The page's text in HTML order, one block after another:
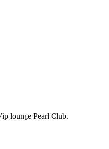
lounge Pearl Club.